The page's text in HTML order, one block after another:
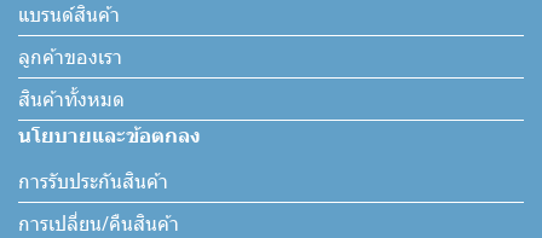
แบรนด์สินค้า
ลูกค้าของเรา
สินค้าทั้งหมด
นโยบายและข้อตกลง
การรับประกันสินค้า
การเปลี่ยน/คืนสินค้า